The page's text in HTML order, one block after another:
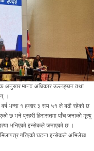
अनुसार मानव अधिकार उल्लङ्घन तथा
।
भन्दा १ हजार ३ सय ५१ ले बढी रहेको छ
छ भने प्रहरी हिरासतमा पाँच जनाको मृत्यु
भनिएको इन्सेकले जनाएको छ ।
गरिएको घटना इन्सेकले अभिलेख